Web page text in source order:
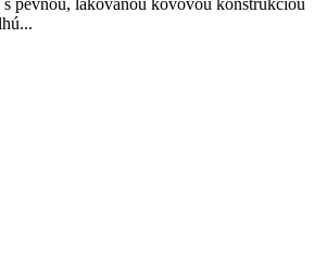
pevnou, lakovanou kovovou konštrukciou